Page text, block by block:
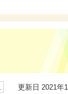
更新日 2021年